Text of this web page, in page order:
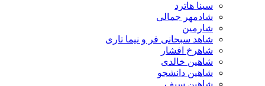
سینا هاترد
شادمهر جمالی
شارمین
شاهد سبحانی فر و نیما تاری
شاهرخ افشار
شاهین خالدی
شاهین دانشجو
شاهین سیف